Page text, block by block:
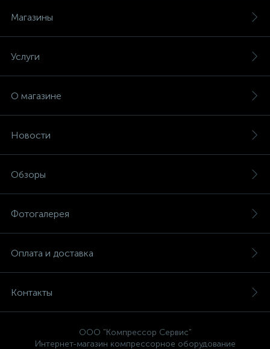
Магазины
Услуги
О магазине
Новости
Обзоры
Фотогалерея
Оплата и доставка
Контакты
ООО "Компрессор Сервис"
Интернет-магазин компрессорное оборудование